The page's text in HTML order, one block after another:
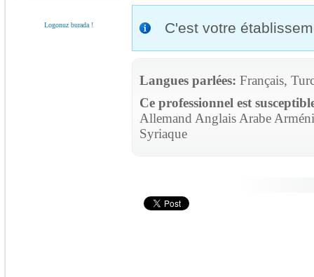
Logonuz burada ! C'est votre
Langues parlées: Français,
Ce professionnel est
Allemand Anglais Arabe
Syriaque